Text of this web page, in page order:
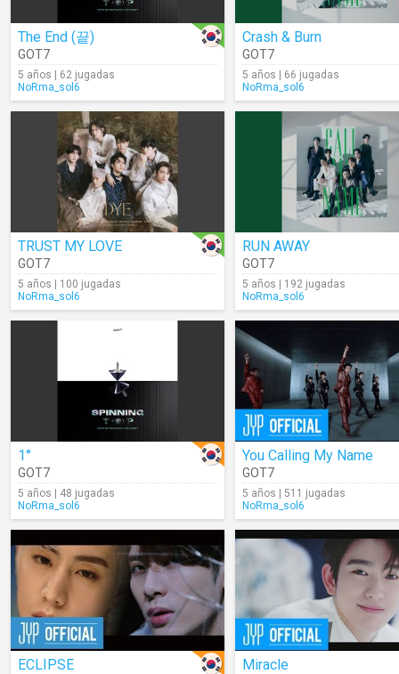
The End (끝)
GOT7
5 años | 62 jugadas
NoRma_sol6
Crash & Burn
GOT7
5 años | 66 jugadas
NoRma_sol6
TRUST MY LOVE
GOT7
5 años | 100 jugadas
NoRma_sol6
RUN AWAY
GOT7
5 años | 192 jugadas
NoRma_sol6
1°
GOT7
5 años | 48 jugadas
NoRma_sol6
You Calling My Name
GOT7
5 años | 511 jugadas
NoRma_sol6
ECLIPSE Miracle